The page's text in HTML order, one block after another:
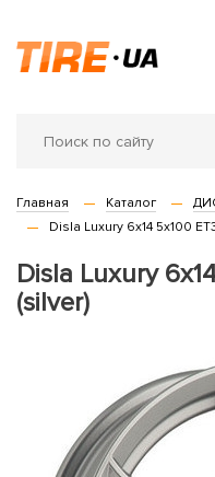
Главная Каталог
Disla Luxury 6x14 5x100
Disla Luxury
(silver)